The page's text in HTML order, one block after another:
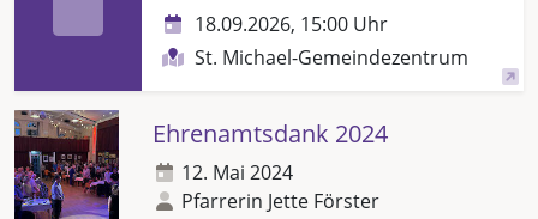
18.09.2026, 15:00 Uhr
St. Michael-Gemeindezentrum
Ehrenamtsdank 2024
12. Mai 2024
Pfarrerin Jette Förster